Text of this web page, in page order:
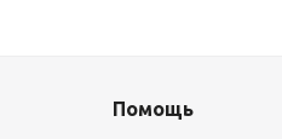
Помощь